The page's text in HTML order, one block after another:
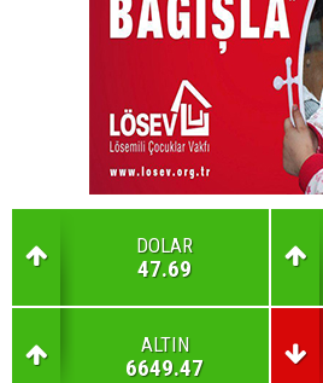
DOLAR
47.69
ALTIN
6649.47